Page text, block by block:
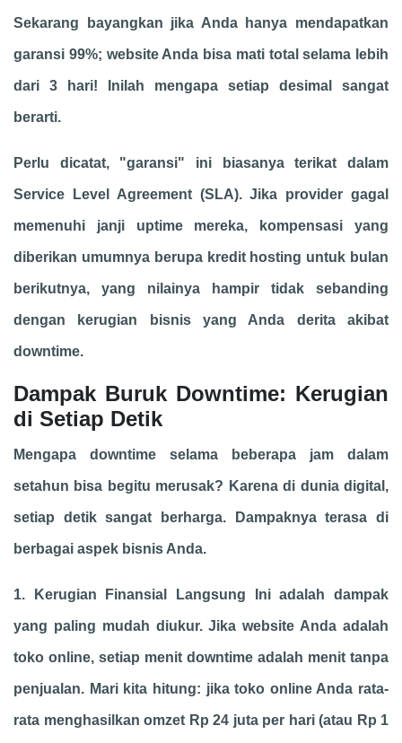
Sekarang bayangkan jika Anda hanya mendapatkan
garansi 99%; website Anda bisa mati total selama lebih
dari 3 hari! Inilah mengapa setiap desimal sangat
berarti.
Perlu dicatat, "garansi" ini biasanya terikat dalam
Service Level Agreement (SLA). Jika provider gagal
memenuhi janji uptime mereka, kompensasi yang
diberikan umumnya berupa kredit hosting untuk bulan
berikutnya, yang nilainya hampir tidak sebanding
dengan kerugian bisnis yang Anda derita akibat
downtime.
Dampak Buruk Downtime: Kerugian
di Setiap Detik
Mengapa downtime selama beberapa jam dalam
setahun bisa begitu merusak? Karena di dunia digital,
setiap detik sangat berharga. Dampaknya terasa di
berbagai aspek bisnis Anda.
1. Kerugian Finansial Langsung Ini adalah dampak
yang paling mudah diukur. Jika website Anda adalah
toko online, setiap menit downtime adalah menit tanpa
penjualan. Mari kita hitung: jika toko online Anda rata-
rata menghasilkan omzet Rp 24 juta per hari (atau Rp 1